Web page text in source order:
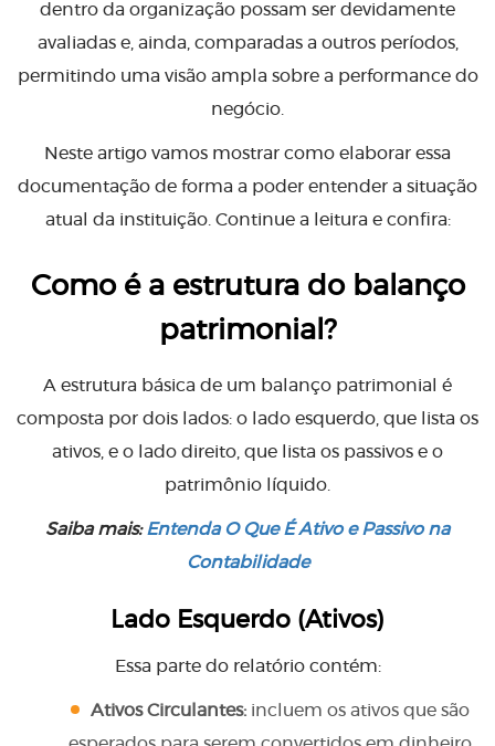
dentro da organização possam ser devidamente
avaliadas e, ainda, comparadas a outros períodos,
permitindo uma visão ampla sobre a performance do
negócio.
Neste artigo vamos mostrar como elaborar essa
documentação de forma a poder entender a situação
atual da instituição. Continue a leitura e confira:
Como é a estrutura do balanço
patrimonial?
A estrutura básica de um balanço patrimonial é
composta por dois lados: o lado esquerdo, que lista os
ativos, e o lado direito, que lista os passivos e o
patrimônio líquido.
Saiba mais:Entenda O Que É Ativo e Passivo na
Contabilidade
Lado Esquerdo (Ativos)
Essa parte do relatório contém:
Ativos Circulantes:incluem os ativos que são